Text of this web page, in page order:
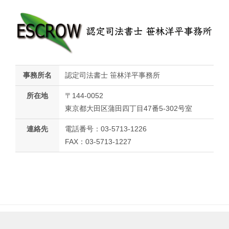
事務所名 認定司法書士 笹林洋平事務所
所在地
〒144-0052
東京都大田区蒲田四丁目47番5-302号室
連絡先
電話番号：03-5713-1226
FAX：03-5713-1227